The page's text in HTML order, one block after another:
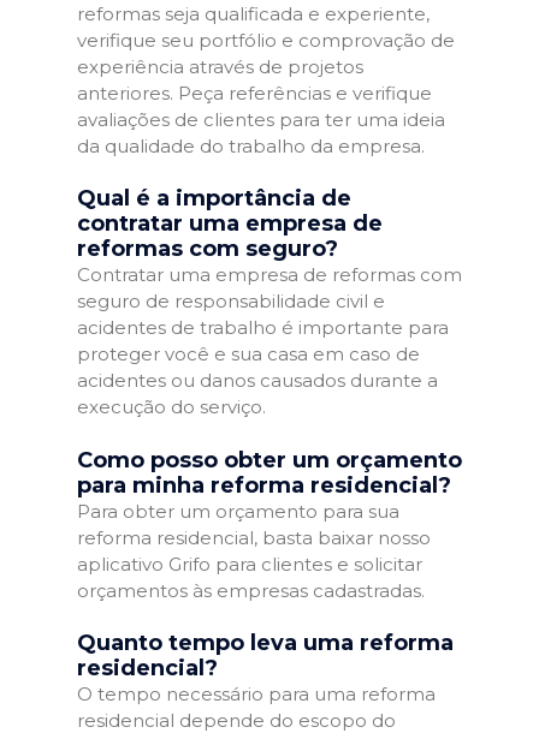
reformas seja qualificada e experiente,
verifique seu portfólio e comprovação de
experiência através de projetos
anteriores. Peça referências e verifique
avaliações de clientes para ter uma ideia
da qualidade do trabalho da empresa.
Qual é a importância de
contratar uma empresa de
reformas com seguro?
Contratar uma empresa de reformas com
seguro de responsabilidade civil e
acidentes de trabalho é importante para
proteger você e sua casa em caso de
acidentes ou danos causados durante a
execução do serviço.
Como posso obter um orçamento
para minha reforma residencial?
Para obter um orçamento para sua
reforma residencial, basta baixar nosso
aplicativo Grifo para clientes e solicitar
orçamentos às empresas cadastradas.
Quanto tempo leva uma reforma
residencial?
O tempo necessário para uma reforma
residencial depende do escopo do